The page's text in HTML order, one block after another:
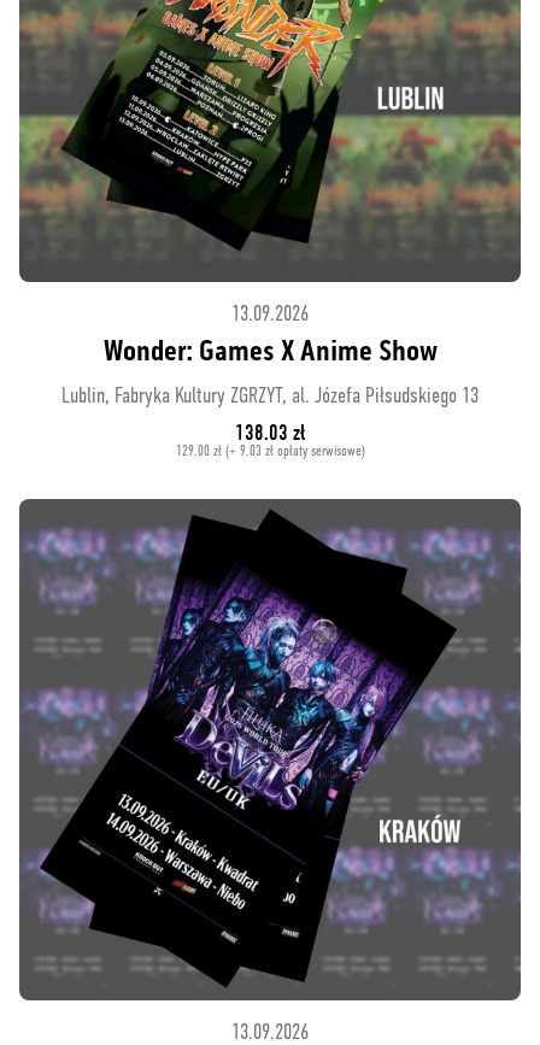
13.09.2026
Wonder: Games X Anime Show
Lublin, Fabryka Kultury ZGRZYT, al. Józefa Piłsudskiego 13
138.03 zł
129.00 zł (+ 9.03 zł opłaty serwisowe)
13.09.2026